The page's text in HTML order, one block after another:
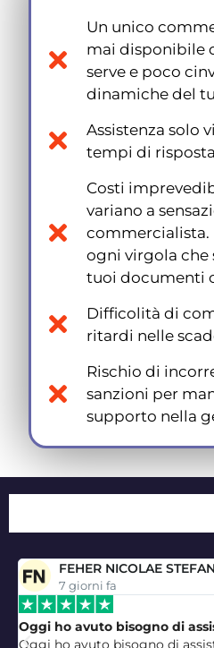
Un unico
mai disponibile
serve e poco
dinamiche del
Assistenza solo
tempi di
Costi
variano a
commercialista.
ogni virgola che
tuoi documenti
Difficolità di
ritardi nelle
Rischio di
sanzioni per
supporto nella
FEHER NICOLAE STEFAN
7 giorni fa
Oggi ho avuto bisogno di
Oggi ho avuto bisogno di